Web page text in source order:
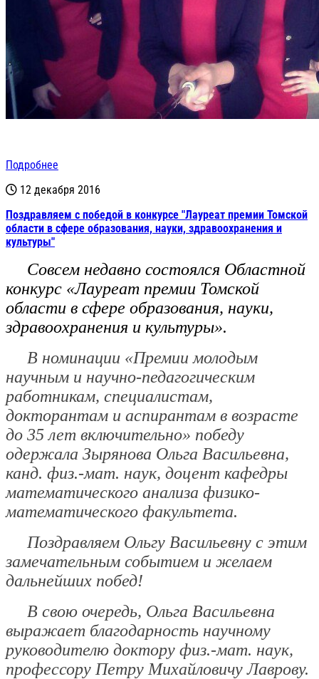
Подробнее
12 декабря 2016
Поздравляем с победой в конкурсе "Лауреат премии Томской
области в сфере образования, науки, здравоохранения и
культуры"
Совсем недавно состоялся Областной
конкурс «Лауреат премии Томской
области в сфере образования, науки,
здравоохранения и культуры».
В номинации «Премии молодым
научным и научно-педагогическим
работникам, специалистам,
докторантам и аспирантам в возрасте
до 35 лет включительно» победу
одержала Зырянова Ольга Васильевна,
канд. физ.-мат. наук, доцент кафедры
математического анализа физико-
математического факультета.
Поздравляем Ольгу Васильевну с этим
замечательным событием и желаем
дальнейших побед!
В свою очередь, Ольга Васильевна
выражает благодарность научному
руководителю доктору физ.-мат. наук,
профессору Петру Михайловичу Лаврову.